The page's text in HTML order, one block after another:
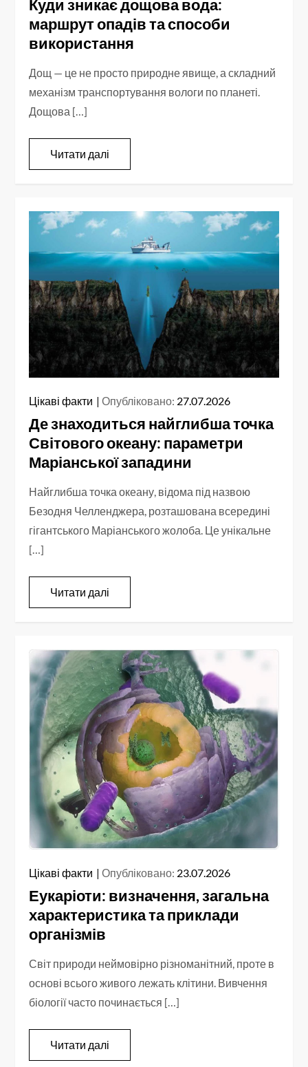
Куди зникає дощова вода:
маршрут опадів та способи
використання
Дощ — це не просто природне явище, а складний
механізм транспортування вологи по планеті.
Дощова […]
Читати далі
Цікаві факти Опубліковано: 27.07.2026
Де знаходиться найглибша точка
Світового океану: параметри
Маріанської западини
Найглибша точка океану, відома під назвою
Безодня Челленджера, розташована всередині
гігантського Маріанського жолоба. Це унікальне
[…]
Читати далі
Цікаві факти Опубліковано: 23.07.2026
Еукаріоти: визначення, загальна
характеристика та приклади
організмів
Світ природи неймовірно різноманітний, проте в
основі всього живого лежать клітини. Вивчення
біології часто починається […]
Читати далі